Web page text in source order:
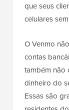
que seus
celulares
O Venmo
contas
também não
dinheiro do
Essas são